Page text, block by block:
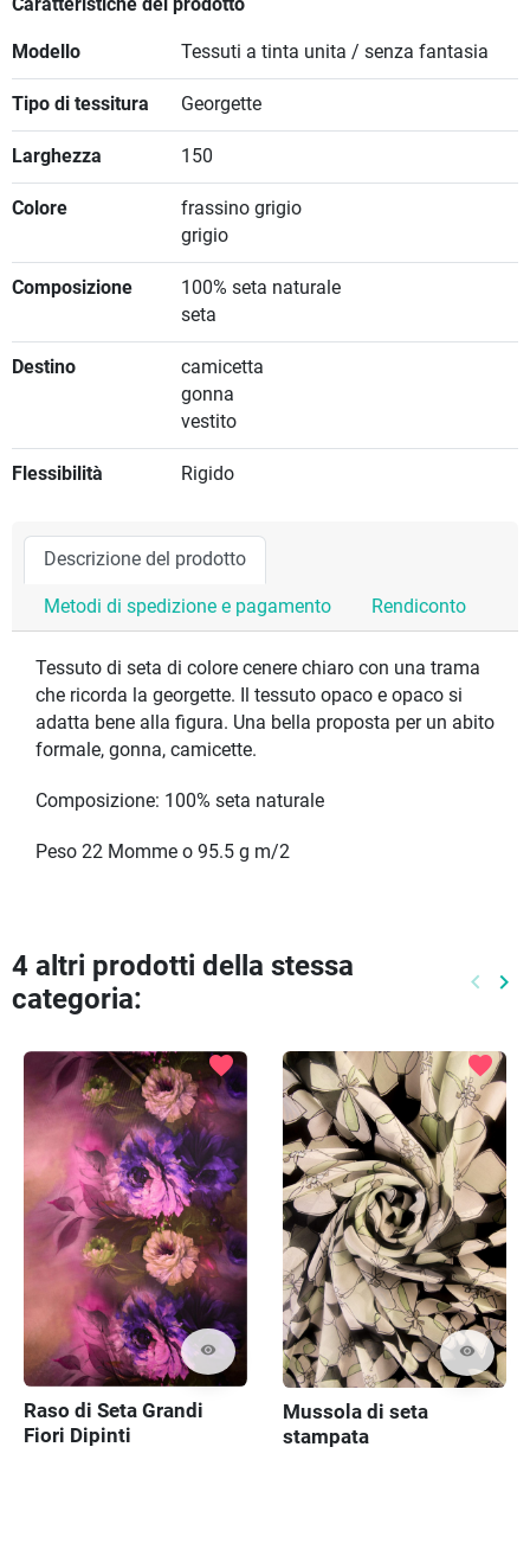
Caratteristiche del prodotto
Modello Tessuti a tinta unita / senza fantasia
Tipo di tessitura Georgette
Larghezza 150
Colore
frassino grigio
grigio
Composizione
100% seta naturale
seta
Destino
camicetta
gonna
vestito
Flessibilità Rigido
Descrizione del prodotto
Metodi di spedizione e pagamento Rendiconto
Tessuto di seta di colore cenere chiaro con una trama
che ricorda la georgette. Il tessuto opaco e opaco si
adatta bene alla figura. Una bella proposta per un abito
formale, gonna, camicette.
Composizione: 100% seta naturale
Peso 22 Momme o 95.5 g m/2
4 altri prodotti della stessa
categoria:
keyboard_arrow_left keyboard_arrow_right
visibility
favorite
Raso di Seta Grandi
Fiori Dipinti
visibility
favorite
Mussola di seta
stampata